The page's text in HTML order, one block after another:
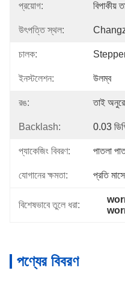
প্রয়োগ: বিপাকীয়
উৎপত্তি স্থল:
চালক:
ইনস্টলেশন: উলম্ব
রঙ: তাই
Backlash: 0.03
প্যাকেজিং বিবরণ: পাতলা
যোগানের ক্ষমতা: প্রতি
বিশেষভাবে তুলে ধরা:
পণ্যের বিবরণ